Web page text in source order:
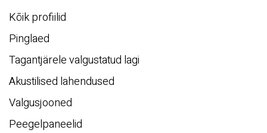
Kõik profiilid
Pinglaed
Tagantjärele valgustatud lagi
Akustilised lahendused
Valgusjooned
Peegelpaneelid